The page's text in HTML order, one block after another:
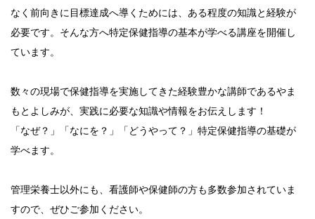
なく前向きに目標達成へ導くためには、ある程度の知識と経験が
必要です。そんな方へ特定保健指導の基本が学べる講座を開催し
ています。
数々の現場で保健指導を実施してきた経験豊かな講師であるやま
もとよしみが、実践に必要な知識や情報をお伝えします！
「なぜ？」「なにを？」「どうやって？」特定保健指導の基礎が
学べます。
管理栄養士以外にも、看護師や保健師の方も多数参加されていま
すので、ぜひご参加ください。